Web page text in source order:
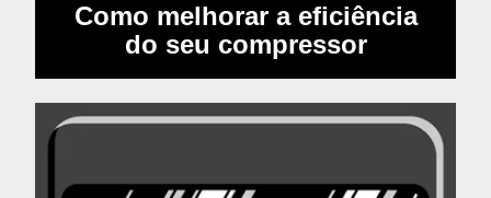
Como melhorar a eficiência
do seu compressor